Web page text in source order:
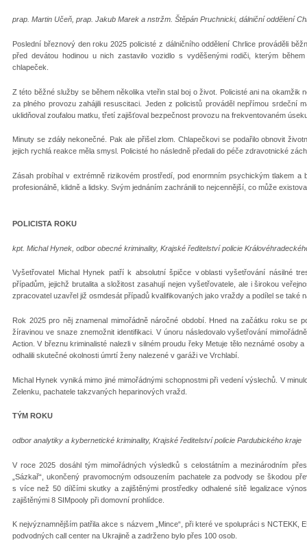
prap. Martin Učeň, prap. Jakub Marek a nstržm. Štěpán Pruchnicki, dálniční oddělení
Poslední březnový den roku 2025 policisté z dálničního oddělení Chrlice prováděli
před devátou hodinou u nich zastavilo vozidlo s vyděšenými rodiči, kterým
chlapeček.
Z této běžné služby se během několika vteřin stal boj o život. Policisté ani na okamžik
za plného provozu zahájili resuscitaci. Jeden z policistů prováděl nepřímou srdeční
uklidňoval zoufalou matku, třetí zajišťoval bezpečnost provozu na frekventovaném
Minuty se zdály nekonečné. Pak ale přišel zlom. Chlapečkovi se podařilo obnovit
jejich rychlá reakce měla smysl. Policisté ho následně předali do péče zdravotnické
Zásah probíhal v extrémně rizikovém prostředí, pod enormním psychickým tlakem a
profesionálně, klidně a lidsky. Svým jednáním zachránili to nejcennější, co může
POLICISTA ROKU
kpt. Michal Hynek, odbor obecné kriminality, Krajské ředitelství policie
Vyšetřovatel Michal Hynek patří k absolutní špičce v oblasti vyšetřování násilné
případům, jejichž brutalita a složitost zasahují nejen vyšetřovatele, ale i širokou
zpracovatel uzavřel již osmdesát případů kvalifikovaných jako vraždy a podílel se také
Rok 2025 pro něj znamenal mimořádně náročné období. Hned na začátku roku se
žíravinou ve snaze znemožnit identifikaci. V únoru následovalo vyšetřování
Action. V březnu kriminalisté nalezli v silném proudu řeky Metuje tělo neznámé osoby
odhalili skutečné okolnosti úmrtí ženy nalezené v garáži ve Vrchlabí.
Michal Hynek vyniká mimo jiné mimořádnými schopnostmi při vedení výslechů. V
Zelenku, pachatele takzvaných heparinových vražd.
TÝM ROKU
odbor analytiky a kybernetické kriminality, Krajské ředitelství policie Pardubického kraje
V roce 2025 dosáhl tým mimořádných výsledků s celostátním a mezinárodním
„Sázkař“, ukončený pravomocným odsouzením pachatele za podvody se škodou
s více než 50 dílčími skutky a zajištěnými prostředky odhalené sítě legalizace
zajištěnými 8 SIMpooly při domovní prohlídce.
K nejvýznamnějším patřila akce s názvem „Mince“, při které ve spolupráci s
podvodných call center na Ukrajině a zadrženo bylo přes 100 osob.